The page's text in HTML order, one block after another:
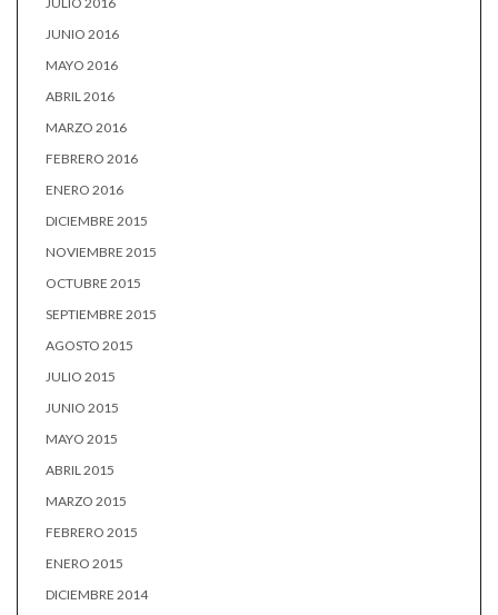
JUNIO 2016
MAYO 2016
ABRIL 2016
MARZO 2016
FEBRERO 2016
ENERO 2016
DICIEMBRE 2015
NOVIEMBRE 2015
OCTUBRE 2015
SEPTIEMBRE 2015
AGOSTO 2015
JULIO 2015
JUNIO 2015
MAYO 2015
ABRIL 2015
MARZO 2015
FEBRERO 2015
ENERO 2015
DICIEMBRE 2014